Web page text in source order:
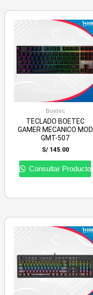
Boetec
TECLADO BOETEC
GAMER MECANICO MOD
GMT-507
S/145.00
Consultar Producto